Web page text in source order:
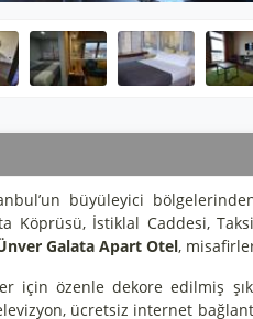
büyüleyici
Köprüsü, İstiklal Caddesi,
Galata Apart Otel,
için özenle dekore edilmiş
ücretsiz internet